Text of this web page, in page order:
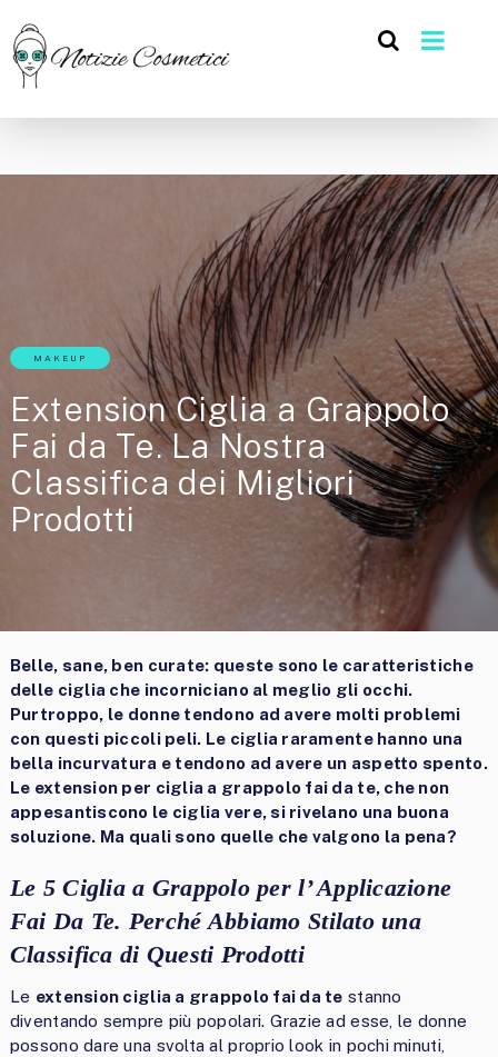
MAKEUP
Extension Ciglia a Grappolo
Fai da Te. La Nostra
Classifica dei Migliori
Prodotti
Belle, sane, ben curate: queste sono le caratteristiche
delle ciglia che incorniciano al meglio gli occhi.
Purtroppo, le donne tendono ad avere molti problemi
con questi piccoli peli. Le ciglia raramente hanno una
bella incurvatura e tendono ad avere un aspetto spento.
Le extension per ciglia a grappolo fai da te, che non
appesantiscono le ciglia vere, si rivelano una buona
soluzione. Ma quali sono quelle che valgono la pena?
Le 5 Ciglia a Grappolo per l’ Applicazione
Fai Da Te. Perché Abbiamo Stilato una
Classifica di Questi Prodotti
Le extension ciglia a grappolo fai da te stanno
diventando sempre più popolari. Grazie ad esse, le donne
possono dare una svolta al proprio look in pochi minuti,